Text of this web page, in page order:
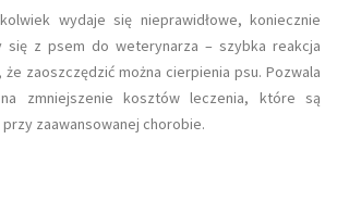
wydaje się nieprawidłowe, koniecznie
się z psem do weterynarza – szybka reakcja
że zaoszczędzić można cierpienia psu. Pozwala
zmniejszenie kosztów leczenia, które są
zaawansowanej chorobie.